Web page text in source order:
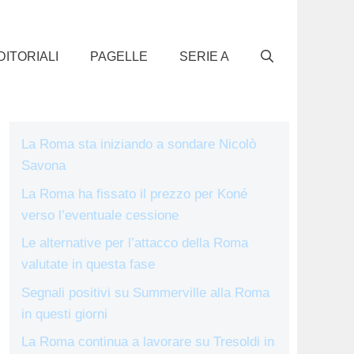
PAGELLE SERIE A
La Roma sta iniziando a sondare Nicolò
Savona
La Roma ha fissato il prezzo per Koné
verso l’eventuale cessione
Le alternative per l’attacco della Roma
valutate in questa fase
Segnali positivi su Summerville alla Roma
in questi giorni
La Roma continua a lavorare su Tresoldi in